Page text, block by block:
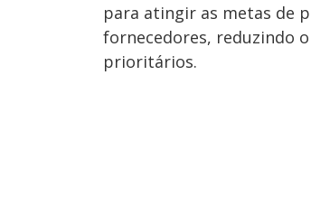
para atingir as metas de
fornecedores, reduzindo
prioritários.